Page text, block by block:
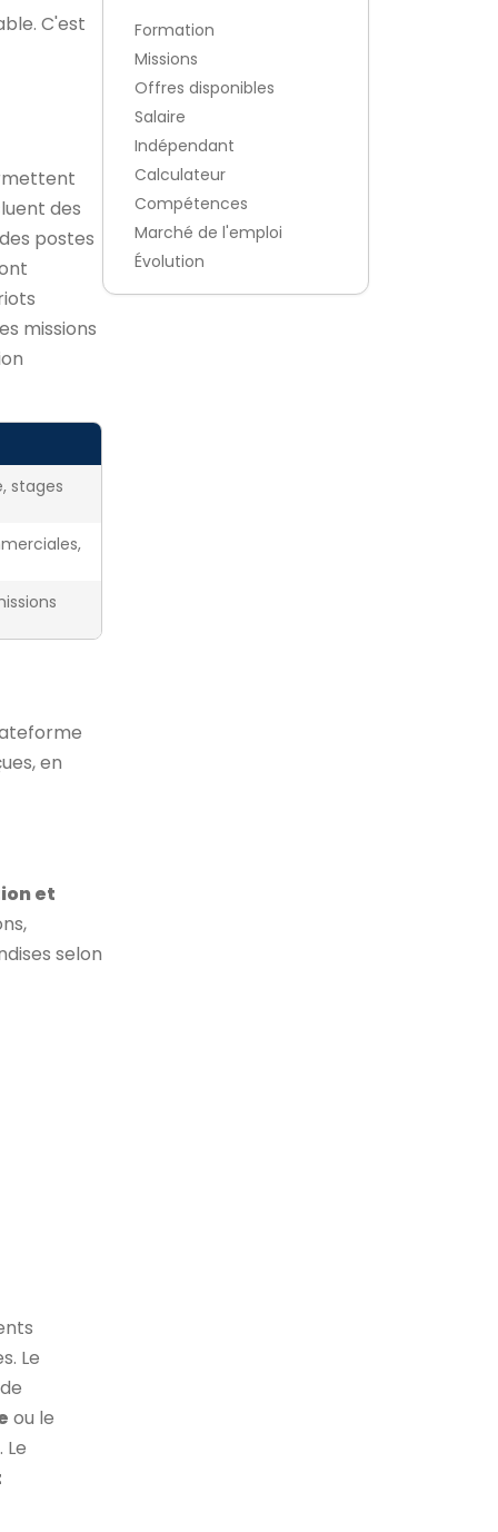
C'est
des
postes
missions
stages
en
et
selon
Le
de
ou le
Formation
Missions
Offres disponibles
Salaire
Indépendant
Calculateur
Compétences
Marché de l'emploi
Évolution